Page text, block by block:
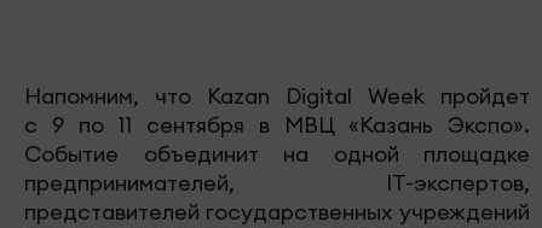
Напомним, что Kazan Digital Week пройдет
с 9 по 11 сентября в МВЦ «Казань Экспо».
Событие объединит на одной площадке
предпринимателей, IT-экспертов,
представителей государственных учреждений